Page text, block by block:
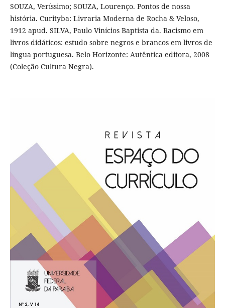
SOUZA, Veríssimo; SOUZA, Lourenço. Pontos de nossa
história. Curityba: Livraria Moderna de Rocha & Veloso,
1912 apud. SILVA, Paulo Vinícios Baptista da. Racismo em
livros didáticos: estudo sobre negros e brancos em livros de
língua portuguesa. Belo Horizonte: Autêntica editora, 2008
(Coleção Cultura Negra).